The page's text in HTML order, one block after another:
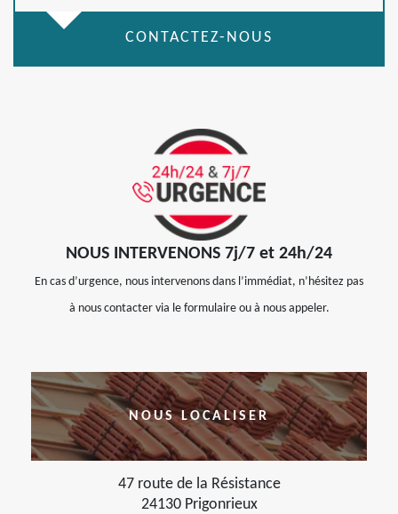
CONTACTEZ-NOUS
NOUS INTERVENONS 7j/7 et 24h/24
En cas d’urgence, nous intervenons dans l’immédiat, n’hésitez pas
à nous contacter via le formulaire ou à nous appeler.
NOUS LOCALISER
47 route de la Résistance
24130 Prigonrieux